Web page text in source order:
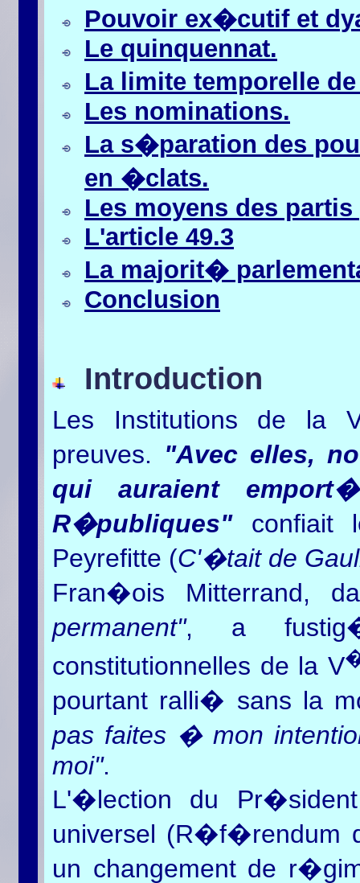
Pouvoir ex�cutif et
Le quinquennat.
La limite temporelle
Les nominations.
La s�paration des
en �clats.
Les moyens des
L'article 49.3
La majorit�
Conclusion
Introduction
Les Institutions de la
preuves. "Avec elles,
qui auraient
R�publiques"confiait
Peyrefitte (C'�tait de
Fran�ois Mitterrand,
permanent", a fustig�
constitutionnelles de la V
pourtant ralli� sans la
pas faites � mon
moi".
L'�lection du
universel (R�f�rendum
un changement de